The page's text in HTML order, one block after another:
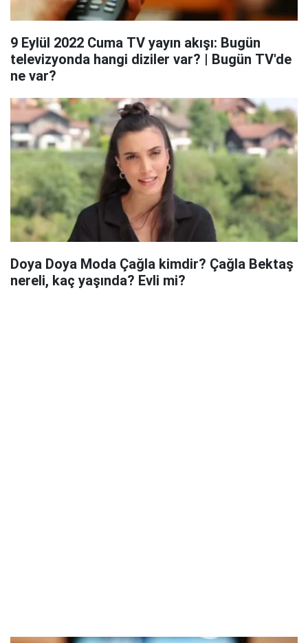
9 Eylül 2022 Cuma TV yayın akışı: Bugün
televizyonda hangi diziler var? | Bugün TV'de
ne var?
Doya Doya Moda Çağla kimdir? Çağla Bektaş
nereli, kaç yaşında? Evli mi?